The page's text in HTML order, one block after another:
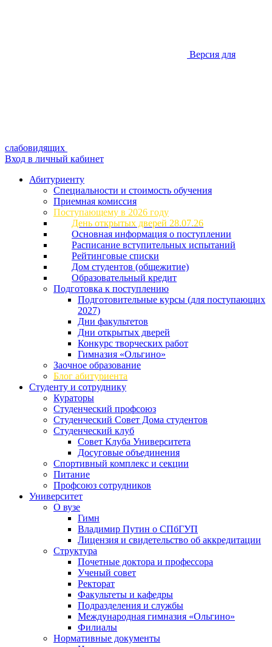
Версия для
слабовидящих
Вход в личный кабинет
Абитуриенту
Специальности и стоимость обучения
Приемная комиссия
Поступающему в 2026 году
День открытых дверей 28.07.26
Основная информация о поступлении
Расписание вступительных испытаний
Рейтинговые списки
Дом студентов (общежитие)
Образовательный кредит
Подготовка к поступлению
Подготовительные курсы (для поступающих
2027)
Дни факультетов
Дни открытых дверей
Конкурс творческих работ
Гимназия «Ольгино»
Заочное образование
Блог абитуриента
Студенту и сотруднику
Кураторы
Студенческий профсоюз
Студенческий Совет Дома студентов
Студенческий клуб
Совет Клуба Университета
Досуговые объединения
Спортивный комплекс и секции
Питание
Профсоюз сотрудников
Университет
О вузе
Гимн
Владимир Путин о СПбГУП
Лицензия и свидетельство об аккредитации
Структура
Почетные доктора и профессора
Ученый совет
Ректорат
Факультеты и кафедры
Подразделения и службы
Международная гимназия «Ольгино»
Филиалы
Нормативные документы